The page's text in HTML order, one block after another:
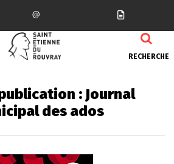
RECHERCHE
: Journal
des ados